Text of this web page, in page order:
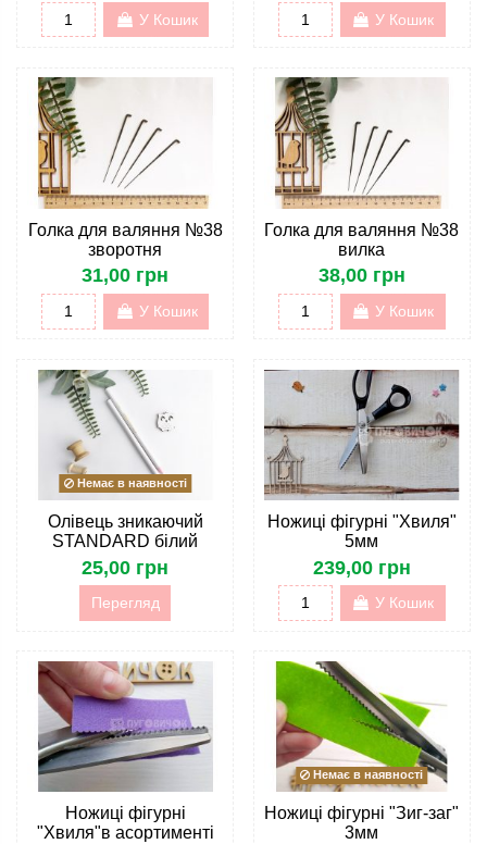
У Кошик У Кошик
Голка для валяння №38
зворотня
31,00 грн
У Кошик
Голка для валяння №38
вилка
38,00 грн
У Кошик
Немає в наявності
Олівець зникаючий
STANDARD білий
25,00 грн
Перегляд
Ножиці фігурні "Хвиля"
5мм
239,00 грн
У Кошик
Ножиці фігурні
"Хвиля"в асортименті
Немає в наявності
Ножиці фігурні "Зиг-заг"
3мм